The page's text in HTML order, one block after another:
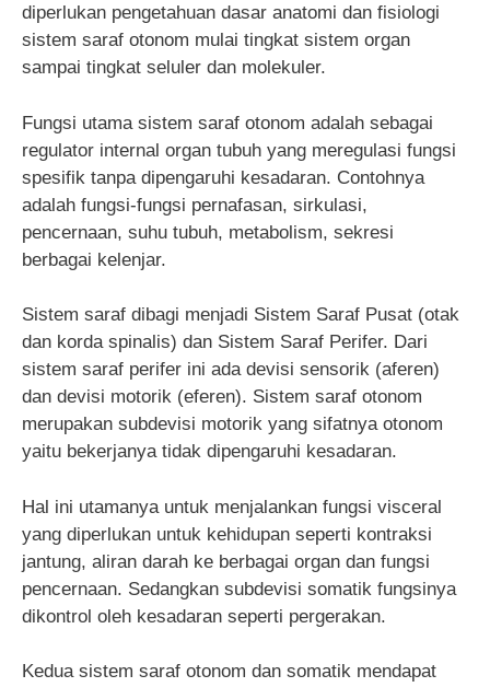
diperlukan pengetahuan dasar anatomi dan fisiologi
sistem saraf otonom mulai tingkat sistem organ
sampai tingkat seluler dan molekuler.
Fungsi utama sistem saraf otonom adalah sebagai
regulator internal organ tubuh yang meregulasi fungsi
spesifik tanpa dipengaruhi kesadaran. Contohnya
adalah fungsi-fungsi pernafasan, sirkulasi,
pencernaan, suhu tubuh, metabolism, sekresi
berbagai kelenjar.
Sistem saraf dibagi menjadi Sistem Saraf Pusat (otak
dan korda spinalis) dan Sistem Saraf Perifer. Dari
sistem saraf perifer ini ada devisi sensorik (aferen)
dan devisi motorik (eferen). Sistem saraf otonom
merupakan subdevisi motorik yang sifatnya otonom
yaitu bekerjanya tidak dipengaruhi kesadaran.
Hal ini utamanya untuk menjalankan fungsi visceral
yang diperlukan untuk kehidupan seperti kontraksi
jantung, aliran darah ke berbagai organ dan fungsi
pencernaan. Sedangkan subdevisi somatik fungsinya
dikontrol oleh kesadaran seperti pergerakan.
Kedua sistem saraf otonom dan somatik mendapat